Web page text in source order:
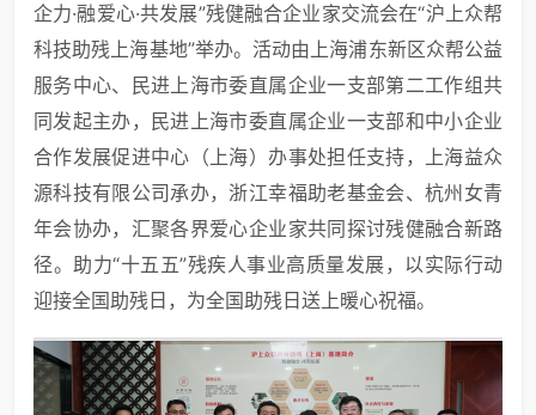
企力·融爱心·共发展”残健融合企业家交流会在“沪上众帮
科技助残上海基地”举办。活动由上海浦东新区众帮公益
服务中心、民进上海市委直属企业一支部第二工作组共
同发起主办，民进上海市委直属企业一支部和中小企业
合作发展促进中心（上海）办事处担任支持，上海益众
源科技有限公司承办，浙江幸福助老基金会、杭州女青
年会协办，汇聚各界爱心企业家共同探讨残健融合新路
径。助力“十五五”残疾人事业高质量发展，以实际行动
迎接全国助残日，为全国助残日送上暖心祝福。